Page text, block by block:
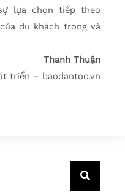
lựa chọn tiếp theo
du khách trong và
Thanh Thuận
triển – baodantoc.vn